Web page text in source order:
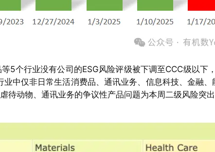
5个行业没有公司的ESG风险评级被下调至CCC级以下
中仅非日常生活消费品、通讯业务、信息科技、金融
动物、通讯业务的争议性产品问题为本周二级风险突出